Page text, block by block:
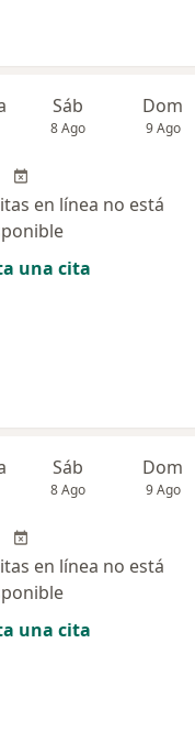
Sáb
8 Ago
Dom
9 Ago
en línea no está
una cita
Sáb
8 Ago
Dom
9 Ago
en línea no está
una cita